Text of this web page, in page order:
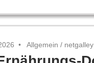
Allgemein / netgalley